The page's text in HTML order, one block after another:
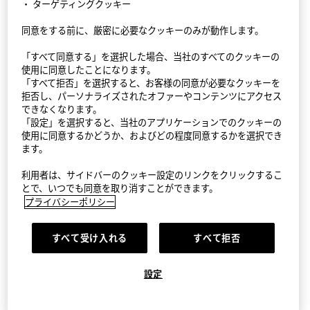
StyleHint アプリ
利用規約
プライバシーポリシー（外部送信ポリシーを含む）
サイトマップ
お問い合わせ
会社概要
©FAST RETAILING CO., LTD.
・ ターゲティングクッキー
同意をする前に、厳密に必要なクッキーのみが動作します。
「すべて同意する」を選択した場合、当社のすべてのクッキーの
使用に同意したことになります。
「すべて拒否」を選択すると、お客様の同意が必要なクッキーを
拒否し、パーソナライズされたオファーやコンテンツにアクセス
できなくなります。
「設定」を選択すると、当社のアプリケーションでのクッキーの
使用に同意するかどうか、およびどの程度同意するかを選択でき
ます。
利用者は、サイドバーのクッキー設定のリンクをクリックするこ
とで、いつでも同意を取り消すことができます。
プライバシーポリシー
すべて受け入れる すべて拒否
設定